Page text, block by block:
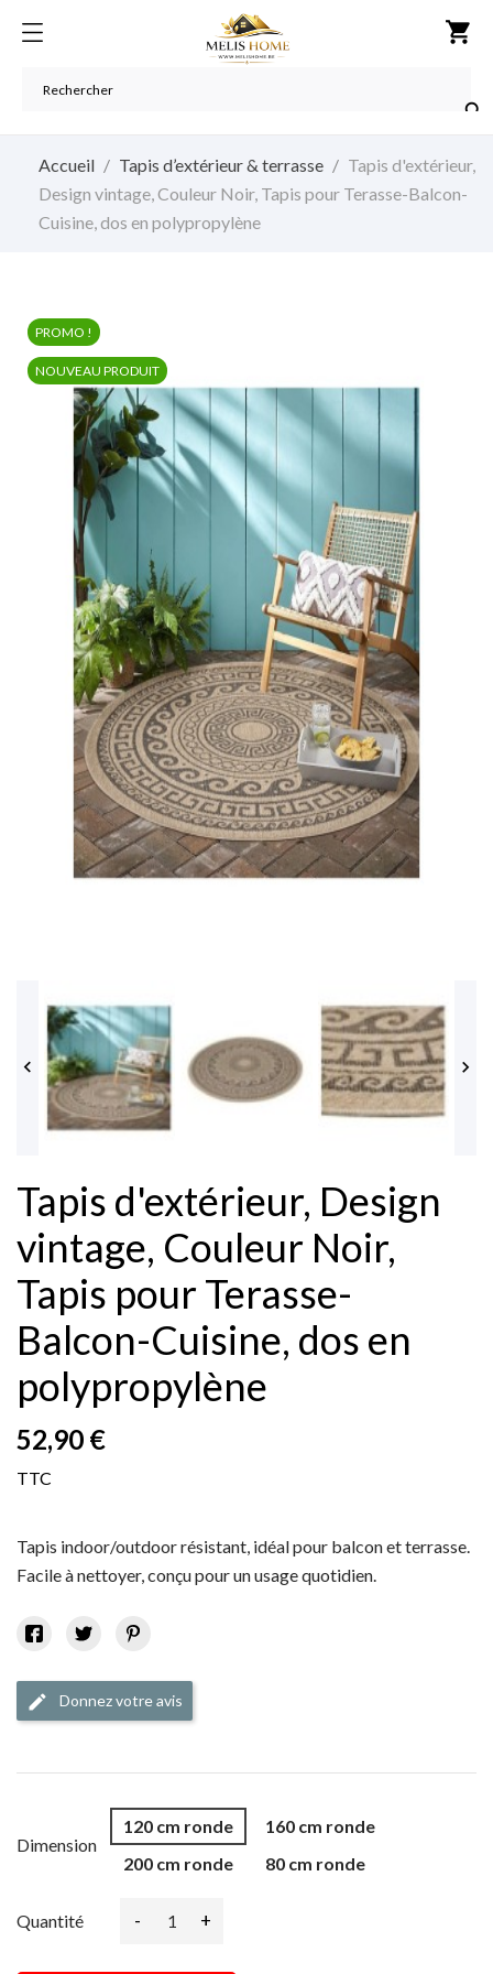
shopping_cart

Accueil Tapis d’extérieur & terrasse
Tapis d'extérieur,
Design vintage, Couleur Noir, Tapis pour Terasse-Balcon-
Cuisine, dos en polypropylène
PROMO !
NOUVEAU PRODUIT
 
Tapis d'extérieur, Design
vintage, Couleur Noir,
Tapis pour Terasse-
Balcon-Cuisine, dos en
polypropylène
52,90 €
TTC
Tapis indoor/outdoor résistant, idéal pour balcon et terrasse.
Facile à nettoyer, conçu pour un usage quotidien.
edit Donnez votre avis
Dimension
120 cm ronde
160 cm ronde
200 cm ronde
80 cm ronde
Quantité - +